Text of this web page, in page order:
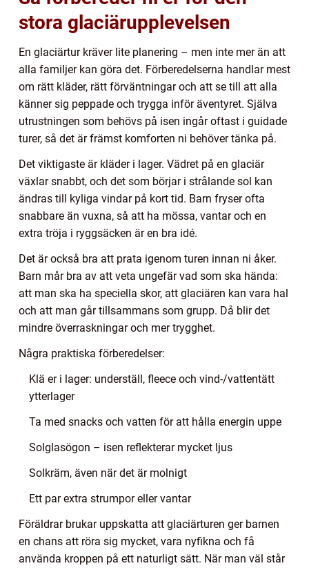
stora glaciärupplevelsen
En glaciärtur kräver lite planering – men inte mer än att
alla familjer kan göra det. Förberedelserna handlar mest
om rätt kläder, rätt förväntningar och att se till att alla
känner sig peppade och trygga inför äventyret. Själva
utrustningen som behövs på isen ingår oftast i guidade
turer, så det är främst komforten ni behöver tänka på.
Det viktigaste är kläder i lager. Vädret på en glaciär
växlar snabbt, och det som börjar i strålande sol kan
ändras till kyliga vindar på kort tid. Barn fryser ofta
snabbare än vuxna, så att ha mössa, vantar och en
extra tröja i ryggsäcken är en bra idé.
Det är också bra att prata igenom turen innan ni åker.
Barn mår bra av att veta ungefär vad som ska hända:
att man ska ha speciella skor, att glaciären kan vara hal
och att man går tillsammans som grupp. Då blir det
mindre överraskningar och mer trygghet.
Några praktiska förberedelser:
Klä er i lager: underställ, fleece och vind-/vattentätt
ytterlager
Ta med snacks och vatten för att hålla energin uppe
Solglasögon – isen reflekterar mycket ljus
Solkräm, även när det är molnigt
Ett par extra strumpor eller vantar
Föräldrar brukar uppskatta att glaciärturen ger barnen
en chans att röra sig mycket, vara nyfikna och få
använda kroppen på ett naturligt sätt. När man väl står